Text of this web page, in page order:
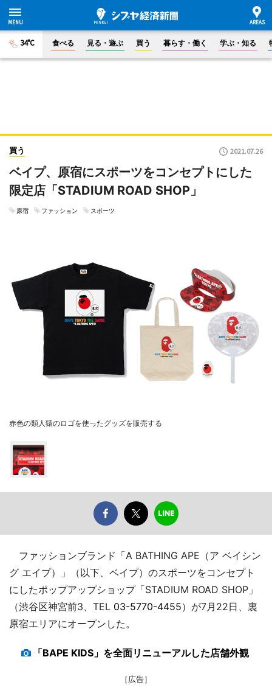
34°C 食べる 見る・遊ぶ 買う 暮らす・働く 学ぶ・知る
買う 2021.07.26
ベイプ、原宿にスポーツをコンセプトにした
限定店「STADIUM ROAD SHOP」
原宿 ファッション スポーツ
赤色の類人猿のロゴを使ったグッズを販売する
ファッションブランド「A BATHING APE（ア ベイシン
グ エイプ）」（以下、ベイプ）のスポーツをコンセプト
にしたポップアップショップ「STADIUM ROAD SHOP」
（渋谷区神宮前3、TEL 03-5770-4455）が7月22日、裏
原宿エリアにオープンした。
「BAPE KIDS」を全面リニューアルした店舗外観
［広告］